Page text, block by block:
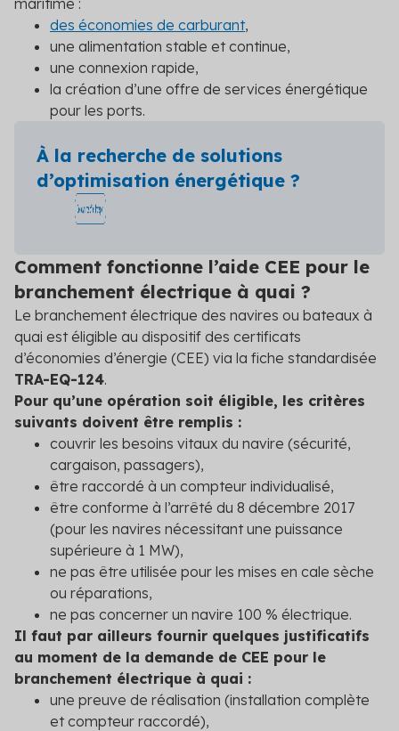
maritime :
des économies de carburant,
une alimentation stable et continue,
une connexion rapide,
la création d’une offre de services énergétique
pour les ports.
À la recherche de solutions
d’optimisation énergétique ?
Comment fonctionne l’aide CEE pour le
branchement électrique à quai ?
Le branchement électrique des navires ou bateaux à
quai est éligible au dispositif des certificats
d’économies d’énergie (CEE) via la fiche standardisée
TRA-EQ-124.
Pour qu’une opération soit éligible, les critères
suivants doivent être remplis :
couvrir les besoins vitaux du navire (sécurité,
cargaison, passagers),
être raccordé à un compteur individualisé,
être conforme à l’arrêté du 8 décembre 2017
(pour les navires nécessitant une puissance
supérieure à 1 MW),
ne pas être utilisée pour les mises en cale sèche
ou réparations,
ne pas concerner un navire 100 % électrique.
Il faut par ailleurs fournir quelques justificatifs
au moment de la demande de CEE pour le
branchement électrique à quai :
une preuve de réalisation (installation complète
et compteur raccordé),